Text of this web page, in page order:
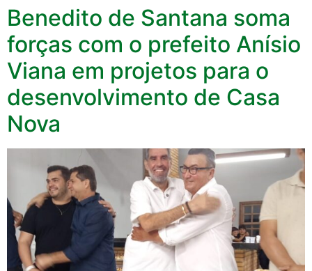
Benedito de Santana soma
forças com o prefeito Anísio
Viana em projetos para o
desenvolvimento de Casa
Nova